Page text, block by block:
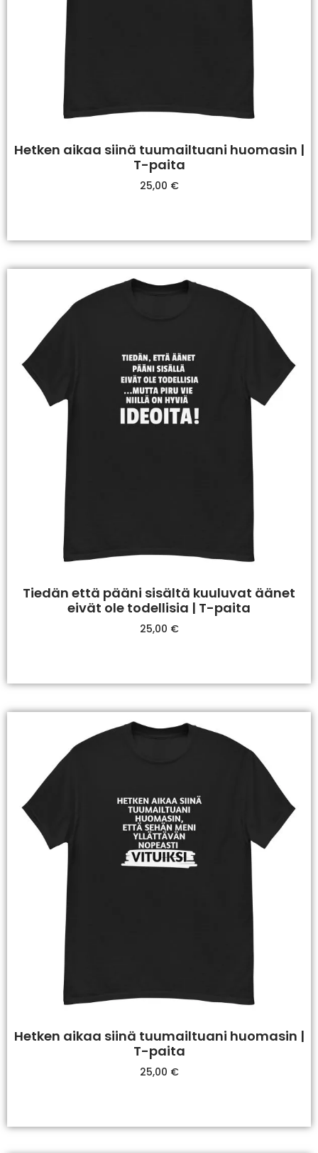
Hetken aikaa siinä tuumailtuani huomasin |
T-paita
25,00 €
Tiedän että pääni sisältä kuuluvat äänet
eivät ole todellisia | T-paita
25,00 €
Hetken aikaa siinä tuumailtuani huomasin |
T-paita
25,00 €